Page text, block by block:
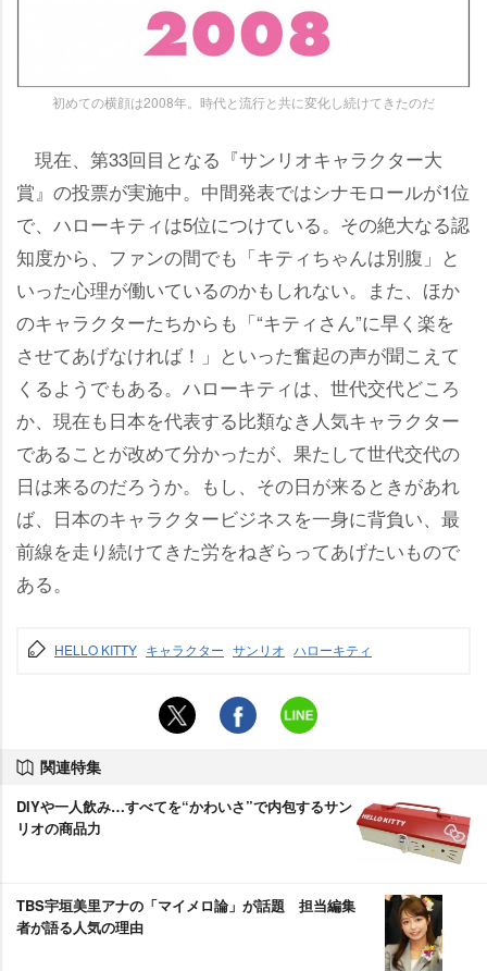
初めての横顔は2008年。時代と流行と共に変化し続けてきたのだ
現在、第33回目となる『サンリオキャラクター大
賞』の投票が実施中。中間発表ではシナモロールが1位
で、ハローキティは5位につけている。その絶大なる認
知度から、ファンの間でも「キティちゃんは別腹」と
いった心理が働いているのかもしれない。また、ほか
のキャラクターたちからも「“キティさん”に早く楽を
させてあげなければ！」といった奮起の声が聞こえて
くるようでもある。ハローキティは、世代交代どころ
か、現在も日本を代表する比類なき人気キャラクター
であることが改めて分かったが、果たして世代交代の
日は来るのだろうか。もし、その日が来るときがあれ
ば、日本のキャラクタービジネスを一身に背負い、最
前線を走り続けてきた労をねぎらってあげたいもので
ある。
HELLO KITTY キャラクター サンリオ ハローキティ
関連特集
DIYや一人飲み…すべてを“かわいさ”で内包するサン
リオの商品力
TBS宇垣美里アナの「マイメロ論」が話題 担当編集
者が語る人気の理由